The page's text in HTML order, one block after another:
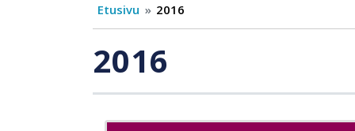
Etusivu 2016
2016